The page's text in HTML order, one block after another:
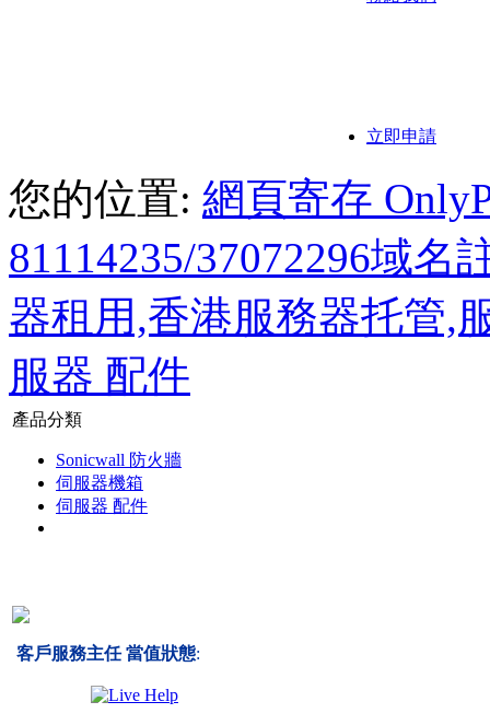
立即申請
您的位置: 網頁寄存
81114235/37072296域
器租用,香港服務器托管,
服器 配件
產品分類
Sonicwall 防火牆
伺服器機箱
伺服器 配件
客戶服務主任 當值狀態: